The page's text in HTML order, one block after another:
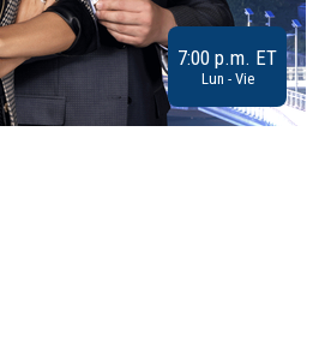
7:00 p.m. ET
Lun - Vie